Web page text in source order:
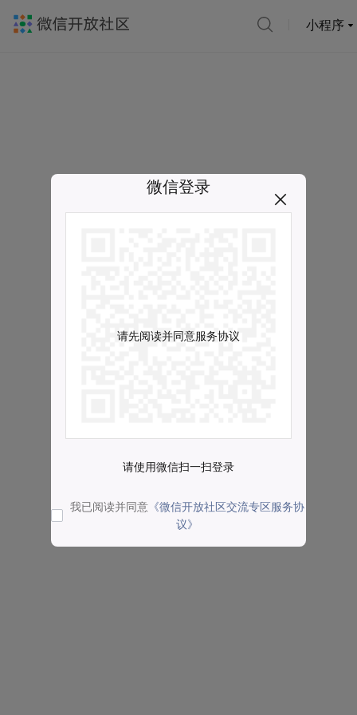
小程序
微信登录
请先阅读并同意服务协议
请使用微信扫一扫登录
我已阅读并同意 《微信开放社区交流专区服务协
议》